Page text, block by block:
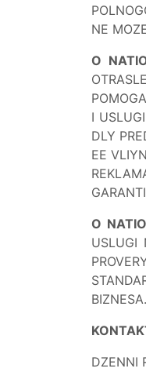
NE
O
I
DLY
EE
O
USLUGI
BIZNESA.
DZENNI